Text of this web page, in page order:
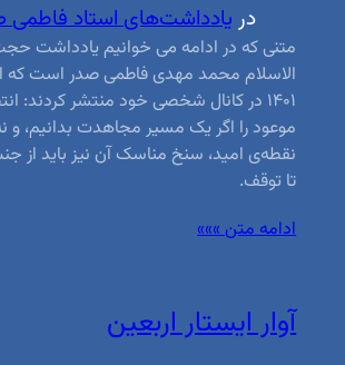
در یادداشت‌های استاد فاطمی
متنی که در ادامه می خوانیم یادداشت
۱۴۰۱ در کانال شخصی خود منتشر کردند:
موعود را اگر یک مسیر مجاهدت بدانیم، و
نقطه‌ی امید، سنخ مناسک آن نیز باید از
تا توقف.
ادامه متن »»»
آوار ایستار اربعین